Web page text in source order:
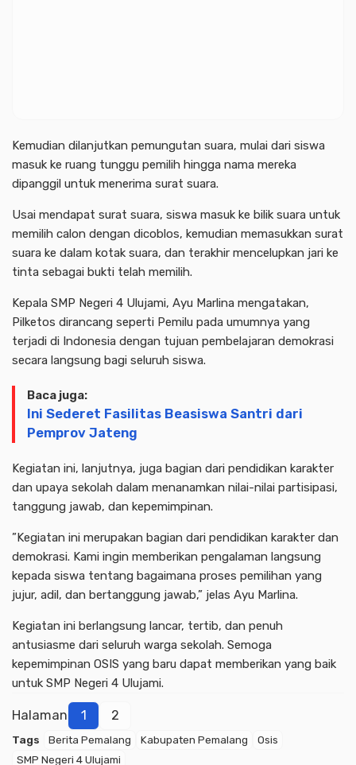
Kemudian dilanjutkan pemungutan suara, mulai dari siswa
masuk ke ruang tunggu pemilih hingga nama mereka
dipanggil untuk menerima surat suara.
Usai mendapat surat suara, siswa masuk ke bilik suara untuk
memilih calon dengan dicoblos, kemudian memasukkan surat
suara ke dalam kotak suara, dan terakhir mencelupkan jari ke
tinta sebagai bukti telah memilih.
Kepala SMP Negeri 4 Ulujami, Ayu Marlina mengatakan,
Pilketos dirancang seperti Pemilu pada umumnya yang
terjadi di Indonesia dengan tujuan pembelajaran demokrasi
secara langsung bagi seluruh siswa.
Baca juga:
Ini Sederet Fasilitas Beasiswa Santri dari
Pemprov Jateng
Kegiatan ini, lanjutnya, juga bagian dari pendidikan karakter
dan upaya sekolah dalam menanamkan nilai-nilai partisipasi,
tanggung jawab, dan kepemimpinan.
”Kegiatan ini merupakan bagian dari pendidikan karakter dan
demokrasi. Kami ingin memberikan pengalaman langsung
kepada siswa tentang bagaimana proses pemilihan yang
jujur, adil, dan bertanggung jawab,” jelas Ayu Marlina.
Kegiatan ini berlangsung lancar, tertib, dan penuh
antusiasme dari seluruh warga sekolah. Semoga
kepemimpinan OSIS yang baru dapat memberikan yang baik
untuk SMP Negeri 4 Ulujami.
Halaman 1 2
Tags Berita Pemalang Kabupaten Pemalang
Osis
SMP Negeri 4 Ulujami